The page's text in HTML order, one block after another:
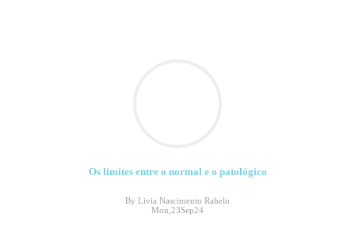
Os limites entre o normal e o patológico
By Livia Nascimento Rabelo
Mon,23Sep24